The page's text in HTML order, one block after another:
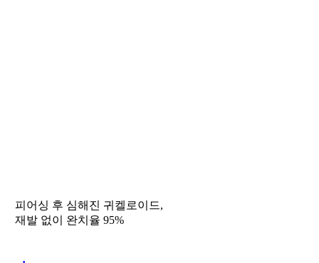
피어싱 후 심해진 귀켈로이드,
재발 없이 완치율 95%